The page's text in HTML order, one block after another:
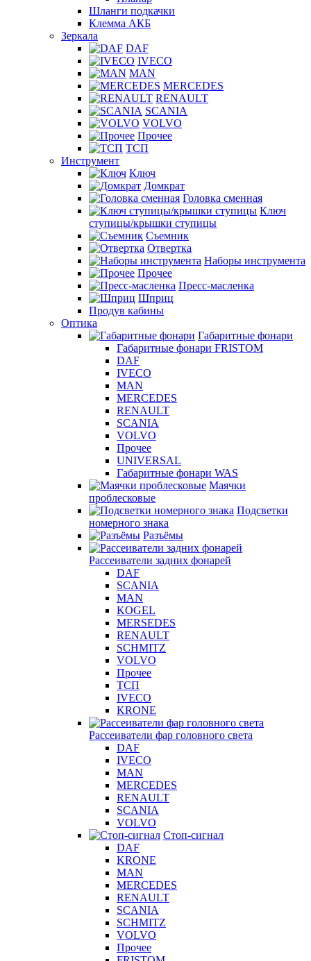
Шланги подкачки
Клемма АКБ
Зеркала
DAF
IVECO
MAN
MERCEDES
RENAULT
SCANIA
VOLVO
Прочее
ТСП
Инструмент
Ключ
Домкрат
Головка сменная
Ключ
ступицы/крышки ступицы
Съемник
Отвертка
Наборы инструмента
Прочее
Пресс-масленка
Шприц
Продув кабины
Оптика
Габаритные фонари
Габаритные фонари FRISTOM
DAF
IVECO
MAN
MERCEDES
RENAULT
SCANIA
VOLVO
Прочее
UNIVERSAL
Габаритные фонари WAS
Маячки
проблесковые
Подсветки
номерного знака
Разъёмы
Рассеиватели задних фонарей
DAF
SCANIA
MAN
KOGEL
MERSEDES
RENAULT
SCHMITZ
VOLVO
Прочее
ТСП
IVECO
KRONE
Рассеиватели фар головного света
DAF
IVECO
MAN
MERCEDES
RENAULT
SCANIA
VOLVO
Стоп-сигнал
DAF
KRONE
MAN
MERCEDES
RENAULT
SCANIA
SCHMITZ
VOLVO
Прочее